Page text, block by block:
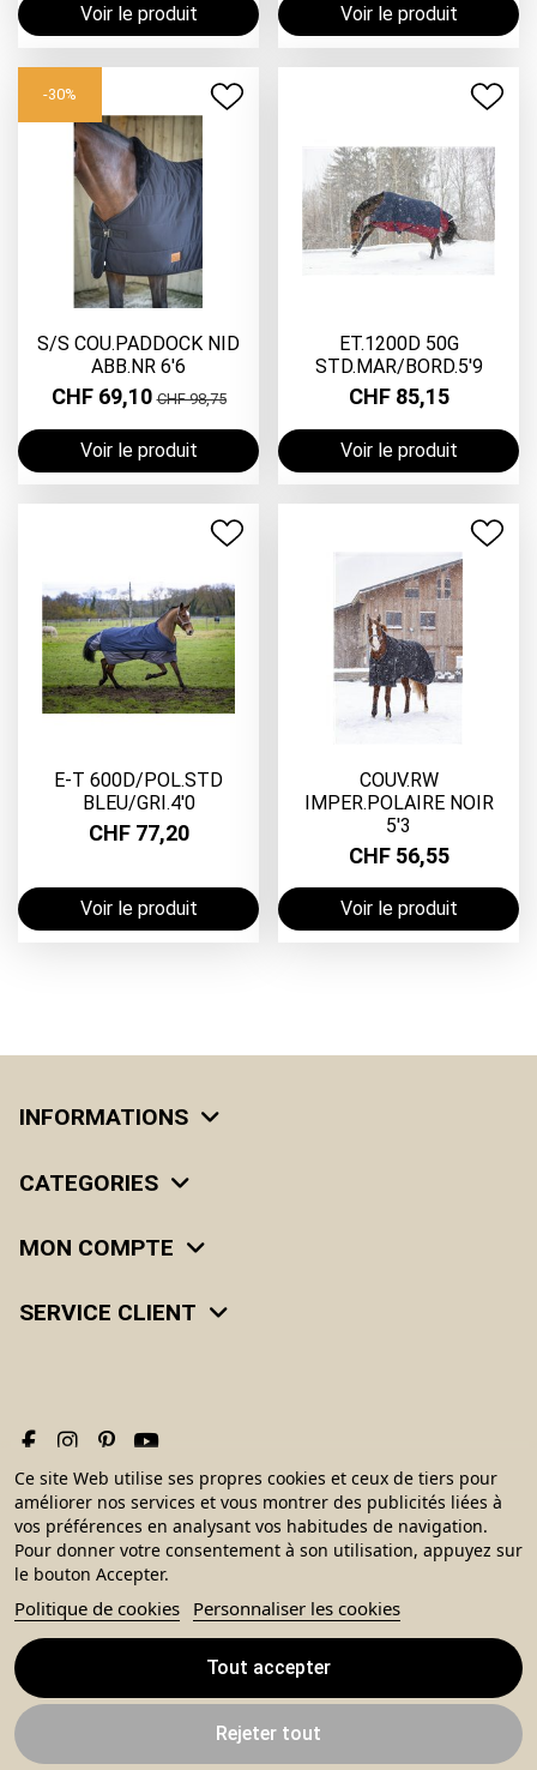
Voir le produit Voir le produit
-30%
S/S COU.PADDOCK NID
ABB.NR 6'6
CHF 69,10CHF 98,75
Voir le produit
ET.1200D 50G
STD.MAR/BORD.5'9
CHF 85,15
Voir le produit
E-T 600D/POL.STD
BLEU/GRI.4'0
CHF 77,20
Voir le produit
COUV.RW
IMPER.POLAIRE NOIR
5'3
CHF 56,55
Voir le produit
INFORMATIONS
CATEGORIES
MON COMPTE
SERVICE CLIENT
Ce site Web utilise ses propres cookies et ceux de tiers pour
améliorer nos services et vous montrer des publicités liées à
vos préférences en analysant vos habitudes de navigation.
Pour donner votre consentement à son utilisation, appuyez sur
le bouton Accepter.
Politique de cookies Personnaliser les cookies
Rejeter tout
Tout accepter
© 2026 Le Monde du Cheval, tous droits réservés. Réalisé par
ivimédia.